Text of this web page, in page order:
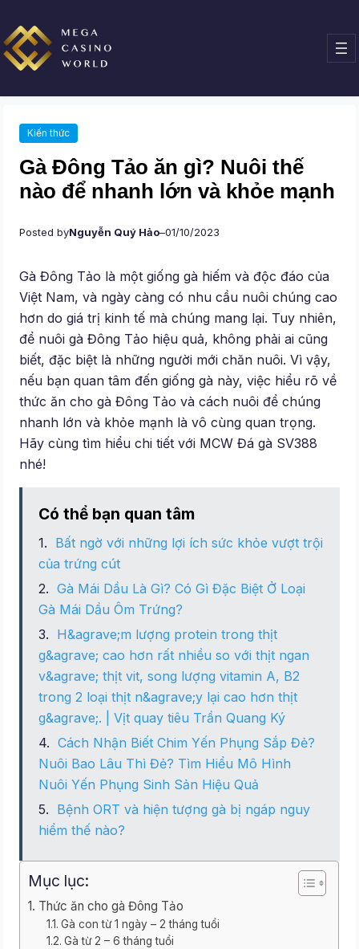
đến
phần
nội
dung
Kiến thức
Gà Đông Tảo ăn gì? Nuôi thế
nào để nhanh lớn và khỏe mạnh
Posted byNguyễn Quý Hảo–01/10/2023
Gà Đông Tảo là một giống gà hiếm và độc đáo của
Việt Nam, và ngày càng có nhu cầu nuôi chúng cao
hơn do giá trị kinh tế mà chúng mang lại. Tuy nhiên,
để nuôi gà Đông Tảo hiệu quả, không phải ai cũng
biết, đặc biệt là những người mới chăn nuôi. Vì vậy,
nếu bạn quan tâm đến giống gà này, việc hiểu rõ về
thức ăn cho gà Đông Tảo và cách nuôi để chúng
nhanh lớn và khỏe mạnh là vô cùng quan trọng.
Hãy cùng tìm hiểu chi tiết với MCW Đá gà SV388
nhé!
Có thể bạn quan tâm
Bất ngờ với những lợi ích sức khỏe vượt trội
của trứng cút
Gà Mái Dầu Là Gì? Có Gì Đặc Biệt Ở Loại
Gà Mái Dầu Ôm Trứng?
H&agrave;m lượng protein trong thịt
g&agrave; cao hơn rất nhiều so với thịt ngan
v&agrave; thịt vit, song lượng vitamin A, B2
trong 2 loại thịt n&agrave;y lại cao hơn thịt
g&agrave;. | Vịt quay tiêu Trần Quang Ký
Cách Nhận Biết Chim Yến Phụng Sắp Đẻ?
Nuôi Bao Lâu Thì Đẻ? Tìm Hiểu Mô Hình
Nuôi Yến Phụng Sinh Sản Hiệu Quả
Bệnh ORT và hiện tượng gà bị ngáp nguy
hiểm thế nào?
Mục lục:
Thức ăn cho gà Đông Tảo
Gà con từ 1 ngày – 2 tháng tuổi
Gà từ 2 – 6 tháng tuổi